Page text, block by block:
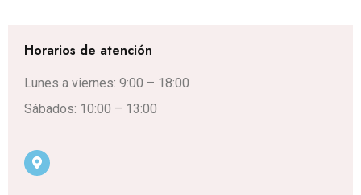
Horarios de atención
Lunes a viernes: 9:00 – 18:00
Sábados: 10:00 – 13:00